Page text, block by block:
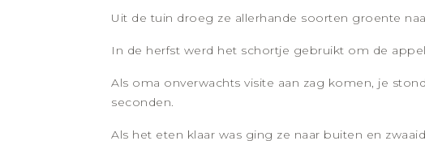
Uit de tuin droeg ze allerhande soorten groente
In de herfst werd het schortje gebruikt om de
Als oma onverwachts visite aan zag komen, je
seconden.
Als het eten klaar was ging ze naar buiten en